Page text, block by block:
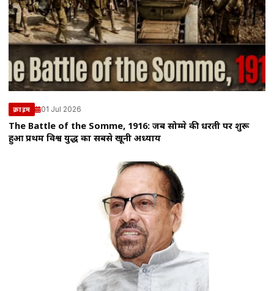
क्राइम 01 Jul 2026
The Battle of the Somme, 1916: जब सोम्मे की धरती पर शुरू
हुआ प्रथम विश्व युद्ध का सबसे खूनी अध्याय